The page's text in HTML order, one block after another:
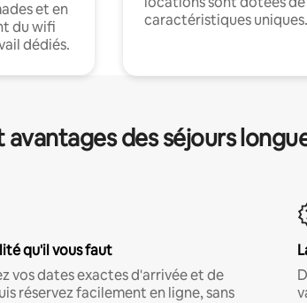
et en
du wifi
dédiés.
caractéristiques uniques.
des séjours
qu'il vous faut
vos dates exactes d'arrivée et de
réservez facilement en ligne, sans